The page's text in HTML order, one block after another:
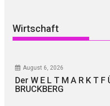
Wirtschaft
August 6, 2026
Der W E L T M A R K T F
BRUCKBERG